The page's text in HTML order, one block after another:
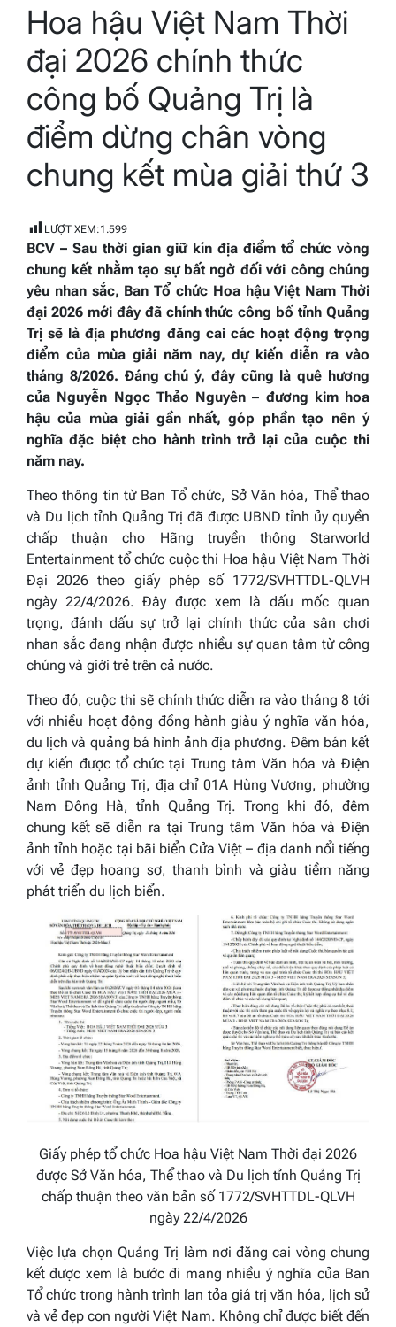
read
Hoa hậu Việt Nam Thời
đại 2026 chính thức
công bố Quảng Trị là
điểm dừng chân vòng
chung kết mùa giải thứ 3
LƯỢT XEM:1.599
BCV – Sau thời gian giữ kín địa điểm tổ chức vòng
chung kết nhằm tạo sự bất ngờ đối với công chúng
yêu nhan sắc, Ban Tổ chức Hoa hậu Việt Nam Thời
đại 2026mới đây đã chính thức công bố tỉnhQuảng
Trị sẽ là địa phương đăng cai các hoạt động trọng
điểm của mùa giải năm nay, dự kiến diễn ra vào
tháng 8/2026. Đáng chú ý, đây cũng là quê hương
của Nguyễn Ngọc Thảo Nguyên – đương kim hoa
hậu của mùa giải gần nhất, góp phần tạo nên ý
nghĩa đặc biệt cho hành trình trở lại của cuộc thi
năm nay.
Theo thông tin từ Ban Tổ chức, Sở Văn hóa, Thể thao
và Du lịch tỉnh Quảng Trị đã được UBND tỉnh ủy quyền
chấp thuận cho Hãng truyền thông Starworld
Entertainment tổ chức cuộc thi Hoa hậu Việt Nam Thời
Đại 2026 theo giấy phép số 1772/SVHTTDL-QLVH
ngày 22/4/2026. Đây được xem là dấu mốc quan
trọng, đánh dấu sự trở lại chính thức của sân chơi
nhan sắc đang nhận được nhiều sự quan tâm từ công
chúng và giới trẻ trên cả nước.
Theo đó, cuộc thi sẽ chính thức diễn ra vào tháng 8 tới
với nhiều hoạt động đồng hành giàu ý nghĩa văn hóa,
du lịch và quảng bá hình ảnh địa phương. Đêm bán kết
dự kiến được tổ chức tại Trung tâm Văn hóa và Điện
ảnh tỉnh Quảng Trị, địa chỉ 01A Hùng Vương, phường
Nam Đông Hà, tỉnh Quảng Trị. Trong khi đó, đêm
chung kết sẽ diễn ra tại Trung tâm Văn hóa và Điện
ảnh tỉnh hoặc tại bãi biển Cửa Việt – địa danh nổi tiếng
với vẻ đẹp hoang sơ, thanh bình và giàu tiềm năng
phát triển du lịch biển.
Giấy phép tổ chức Hoa hậu Việt Nam Thời đại 2026
được Sở Văn hóa, Thể thao và Du lịch tỉnh Quảng Trị
chấp thuận theo văn bản số 1772/SVHTTDL-QLVH
ngày 22/4/2026
Việc lựa chọn Quảng Trị làm nơi đăng cai vòng chung
kết được xem là bước đi mang nhiều ý nghĩa của Ban
Tổ chức trong hành trình lan tỏa giá trị văn hóa, lịch sử
và vẻ đẹp con người Việt Nam. Không chỉ được biết đến